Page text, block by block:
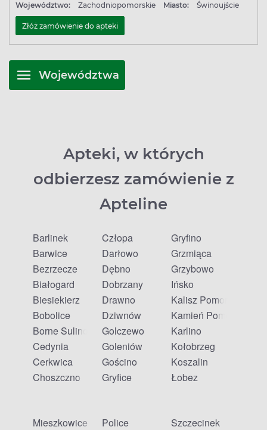
Województwo:
Zachodniopomorskie Miasto: Świnoujście
Złóż zamówienie do apteki
Województwa
Apteki, w których
odbierzesz zamówienie z
Apteline
Barlinek
Barwice
Bezrzecze
Białogard
Biesiekierz
Bobolice
Borne Sulinowo
Cedynia
Cerkwica
Choszczno
Człopa
Darłowo
Dębno
Dobrzany
Drawno
Dziwnów
Golczewo
Goleniów
Gościno
Gryfice
Gryfino
Grzmiąca
Grzybowo
Ińsko
Kalisz Pomorski
Kamień Pomorski
Karlino
Kołobrzeg
Koszalin
Łobez
Mieszkowice
Police
Szczecinek